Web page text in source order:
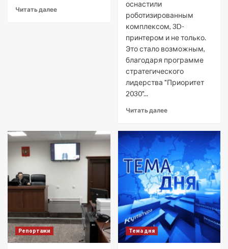
Читать далее
оснастили
роботизированным
комплексом, 3D-
принтером и не только.
Это стало возможным,
благодаря программе
стратегического
лидерства "Приоритет
2030"...
Читать далее
Репортажи Тема дня